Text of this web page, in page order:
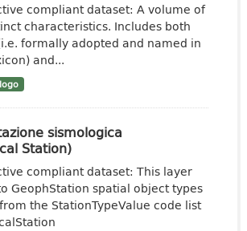
compliant dataset: A volume of
characteristics. Includes both
formally adopted and named in
and...
sismologica
Station)
compliant dataset: This layer
GeophStation spatial object types
the StationTypeValue code list